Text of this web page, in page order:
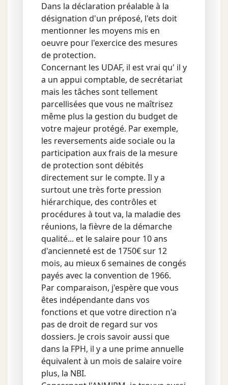
Dans la déclaration préalable à la
désignation d'un préposé, l'ets doit
mentionner les moyens mis en
oeuvre pour l'exercice des mesures
de protection.
Concernant les UDAF, il est vrai qu' il y
a un appui comptable, de secrétariat
mais les tâches sont tellement
parcellisées que vous ne maîtrisez
même plus la gestion du budget de
votre majeur protégé. Par exemple,
les reversements aide sociale ou la
participation aux frais de la mesure
de protection sont débités
directement sur le compte. Il y a
surtout une très forte pression
hiérarchique, des contrôles et
procédures à tout va, la maladie des
réunions, la fièvre de la démarche
qualité... et le salaire pour 10 ans
d'ancienneté est de 1750€ sur 12
mois, au mieux 6 semaines de congés
payés avec la convention de 1966.
Par comparaison, j'espère que vous
êtes indépendante dans vos
fonctions et que votre direction n'a
pas de droit de regard sur vos
dossiers. Je crois savoir aussi que
dans la FPH, il y a une prime annuelle
équivalent à un mois de salaire voire
plus, la NBI.